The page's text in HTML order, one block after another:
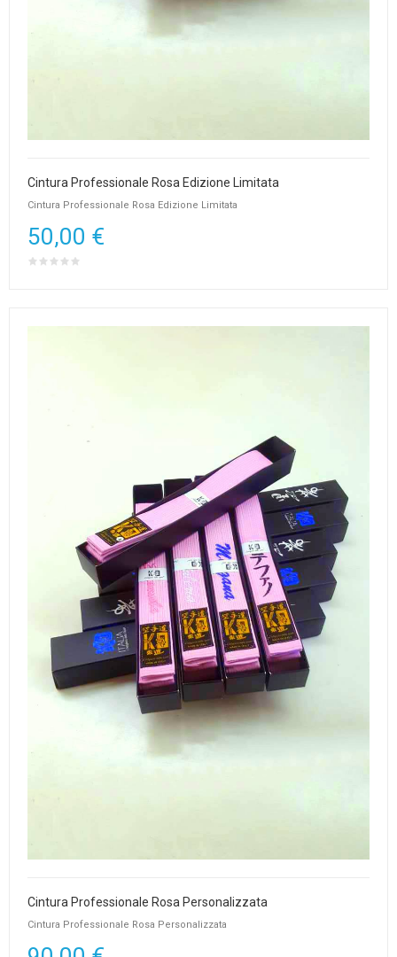
Cintura Professionale Rosa Edizione Limitata
Cintura Professionale Rosa Edizione Limitata
50,00 €
Cintura Professionale Rosa Personalizzata
Cintura Professionale Rosa Personalizzata